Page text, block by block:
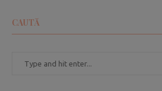
CAUTĂ